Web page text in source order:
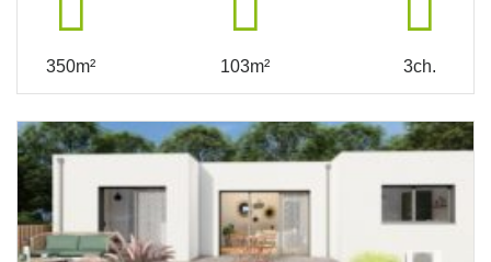
350m² 103m² 3ch.